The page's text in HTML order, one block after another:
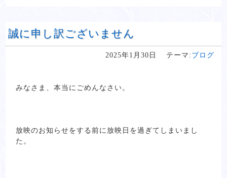
誠に申し訳ございません
2025年1月30日 テーマ: ブログ
みなさま、本当にごめんなさい。
放映のお知らせをする前に放映日を過ぎてしまいまし
た。